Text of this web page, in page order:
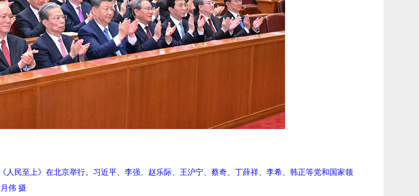
人民至上》在北京举行。习近平、李强、赵乐际、王沪宁、蔡奇、丁薛祥、李希、韩正等党和国家领
伟 摄